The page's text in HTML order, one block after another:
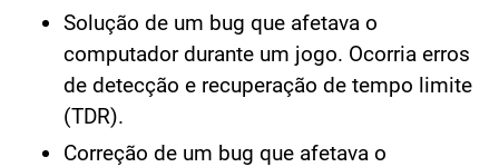
Solução de um bug que afetava o
computador durante um jogo. Ocorria erros
de detecção e recuperação de tempo limite
(TDR).
Correção de um bug que afetava o